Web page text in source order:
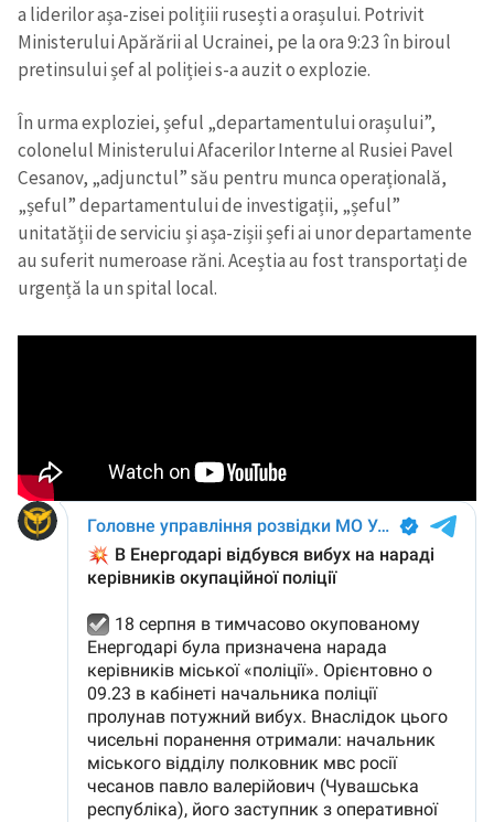
a liderilor așa-zisei polițiii rusești a orașului. Potrivit
Ministerului Apărării al Ucrainei, pe la ora 9:23 în biroul
pretinsului șef al poliției s-a auzit o explozie.
În urma exploziei, șeful „departamentului orașului”,
colonelul Ministerului Afacerilor Interne al Rusiei Pavel
Cesanov, „adjunctul” său pentru munca operațională,
„șeful” departamentului de investigații, „șeful”
unitatății de serviciu și așa-zișii șefi ai unor departamente
au suferit numeroase răni. Aceștia au fost transportați de
urgență la un spital local.